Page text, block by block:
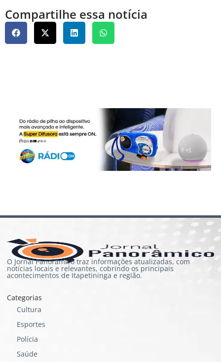
Compartilhe essa notícia
O Jornal Panorâmico traz informações atualizadas, com
notícias locais e relevantes, cobrindo os principais
acontecimentos de Itapetininga e região.
Categorias
Cultura
Esportes
Polícia
Saúde